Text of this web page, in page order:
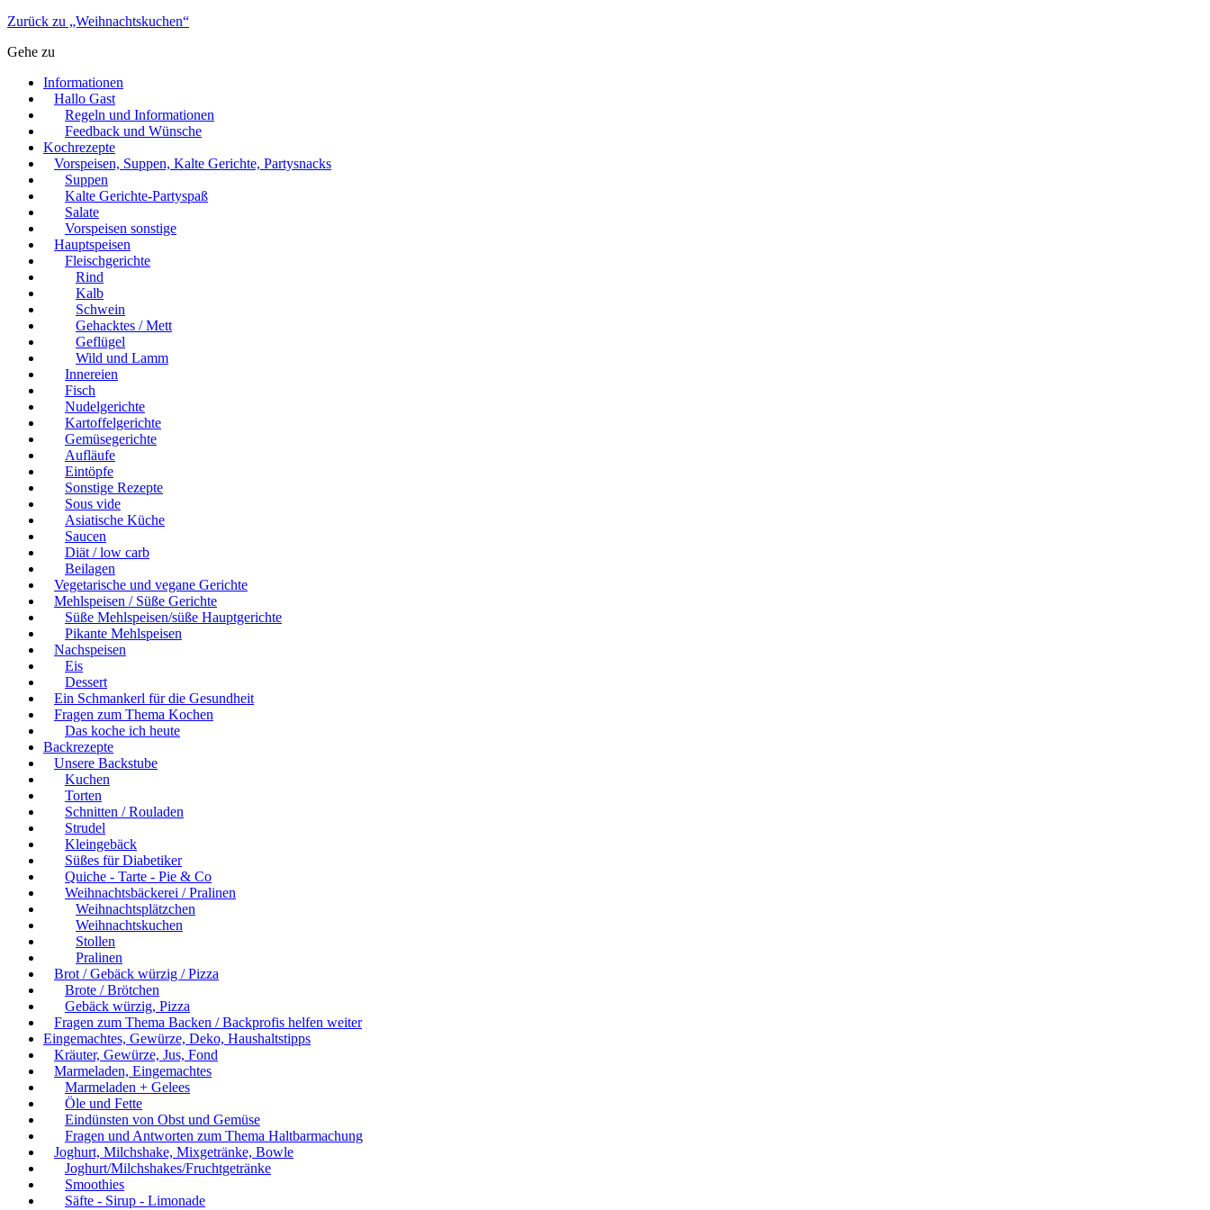
Zurück zu „Weihnachtskuchen“
Gehe zu
Informationen
Hallo Gast
Regeln und Informationen
Feedback und Wünsche
Kochrezepte
Vorspeisen, Suppen, Kalte Gerichte, Partysnacks
Suppen
Kalte Gerichte-Partyspaß
Salate
Vorspeisen sonstige
Hauptspeisen
Fleischgerichte
Rind
Kalb
Schwein
Gehacktes / Mett
Geflügel
Wild und Lamm
Innereien
Fisch
Nudelgerichte
Kartoffelgerichte
Gemüsegerichte
Aufläufe
Eintöpfe
Sonstige Rezepte
Sous vide
Asiatische Küche
Saucen
Diät / low carb
Beilagen
Vegetarische und vegane Gerichte
Mehlspeisen / Süße Gerichte
Süße Mehlspeisen/süße Hauptgerichte
Pikante Mehlspeisen
Nachspeisen
Eis
Dessert
Ein Schmankerl für die Gesundheit
Fragen zum Thema Kochen
Das koche ich heute
Backrezepte
Unsere Backstube
Kuchen
Torten
Schnitten / Rouladen
Strudel
Kleingebäck
Süßes für Diabetiker
Quiche - Tarte - Pie & Co
Weihnachtsbäckerei / Pralinen
Weihnachtsplätzchen
Weihnachtskuchen
Stollen
Pralinen
Brot / Gebäck würzig / Pizza
Brote / Brötchen
Gebäck würzig, Pizza
Fragen zum Thema Backen / Backprofis helfen weiter
Eingemachtes, Gewürze, Deko, Haushaltstipps
Kräuter, Gewürze, Jus, Fond
Marmeladen, Eingemachtes
Marmeladen + Gelees
Öle und Fette
Eindünsten von Obst und Gemüse
Fragen und Antworten zum Thema Haltbarmachung
Joghurt, Milchshake, Mixgetränke, Bowle
Joghurt/Milchshakes/Fruchtgetränke
Smoothies
Säfte - Sirup - Limonade